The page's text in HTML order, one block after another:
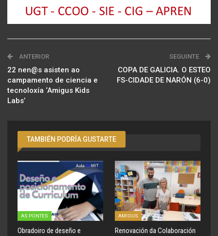
ANTERIOR
22 nen@s asisten ao
campamento de ciencia e
tecnoloxía ‘Amigus Kids
Labs’
SEGUINTE
COPA DE GALICIA. O ESTEO
FS-CIDADE DE NARÓN (6-0)
TAMBIÉN PODRÍA GUSTARTE
AS PONTES
Obradoiro de deseño e
AMIGUS
Renovación da Colaboración